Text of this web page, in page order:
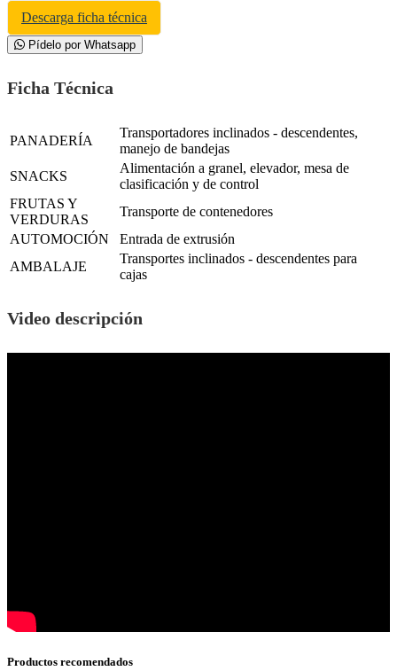
Descarga ficha técnica
Pídelo por Whatsapp
Ficha Técnica
PANADERÍA
Transportadores inclinados - descendentes,
manejo de bandejas
SNACKS
Alimentación a granel, elevador, mesa de
clasificación y de control
FRUTAS Y
VERDURAS
Transporte de contenedores
AUTOMOCIÓN
Entrada de extrusión
AMBALAJE
Transportes inclinados - descendentes para
cajas
Video descripción
Productos recomendados